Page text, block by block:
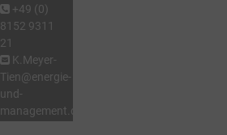
+49 (0)
8152 9311
21
K.Meyer-
Tien@energie-
und-
management.de